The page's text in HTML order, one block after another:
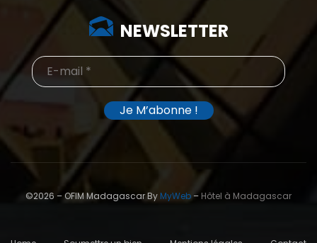
NEWSLETTER
©2026 – OFIM Madagascar ByMyWeb– Hôtel à Madagascar